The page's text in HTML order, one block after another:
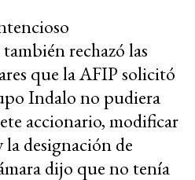
rechazó las
que la AFIP solicitó
Indalo no pudiera
accionario, modificar
la designación de
dijo que no tenía